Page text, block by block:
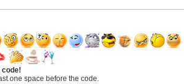
code!
one space before the code.